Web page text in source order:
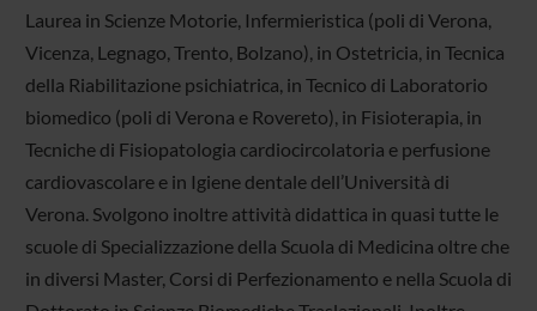
Laurea in Scienze Motorie, Infermieristica (poli di Verona,
Vicenza, Legnago, Trento, Bolzano), in Ostetricia, in Tecnica
della Riabilitazione psichiatrica, in Tecnico di Laboratorio
biomedico (poli di Verona e Rovereto), in Fisioterapia, in
Tecniche di Fisiopatologia cardiocircolatoria e perfusione
cardiovascolare e in Igiene dentale dell’Università di
Verona. Svolgono inoltre attività didattica in quasi tutte le
scuole di Specializzazione della Scuola di Medicina oltre che
in diversi Master, Corsi di Perfezionamento e nella Scuola di